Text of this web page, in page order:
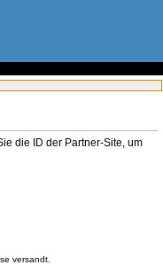
die ID der Partner-Site, um
versandt.